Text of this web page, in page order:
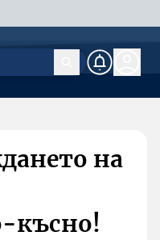
на
късно!